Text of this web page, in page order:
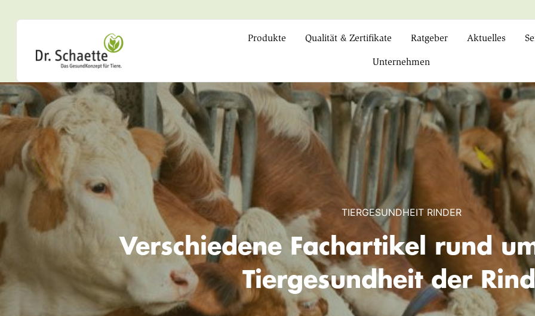
Produkte Qualität & Zertifikate Ratgeber Aktuelles
Unternehmen
TIERGESUNDHEIT RINDER
Verschiedene Fachartikel rund
Tiergesundheit der